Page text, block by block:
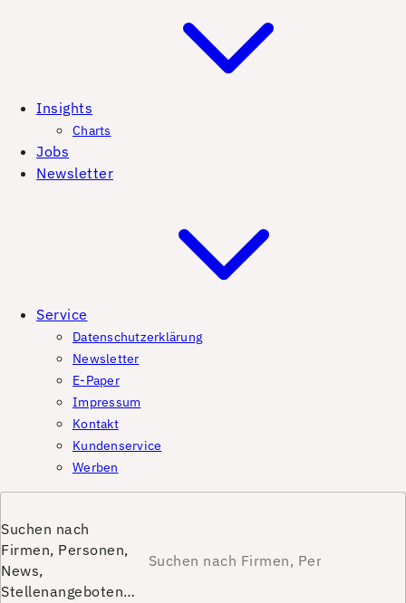
Insights
Charts
Jobs
Newsletter
Service
Datenschutzerklärung
Newsletter
E-Paper
Impressum
Kontakt
Kundenservice
Werben
Suchen nach
Firmen, Personen,
News,
Stellenangeboten…